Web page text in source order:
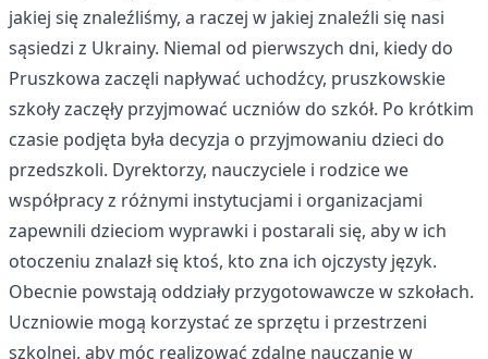
jakiej się znaleźliśmy, a raczej w jakiej znaleźli się nasi
sąsiedzi z Ukrainy. Niemal od pierwszych dni, kiedy do
Pruszkowa zaczęli napływać uchodźcy, pruszkowskie
szkoły zaczęły przyjmować uczniów do szkół. Po krótkim
czasie podjęta była decyzja o przyjmowaniu dzieci do
przedszkoli. Dyrektorzy, nauczyciele i rodzice we
współpracy z różnymi instytucjami i organizacjami
zapewnili dzieciom wyprawki i postarali się, aby w ich
otoczeniu znalazł się ktoś, kto zna ich ojczysty język.
Obecnie powstają oddziały przygotowawcze w szkołach.
Uczniowie mogą korzystać ze sprzętu i przestrzeni
szkolnej, aby móc realizować zdalne nauczanie w